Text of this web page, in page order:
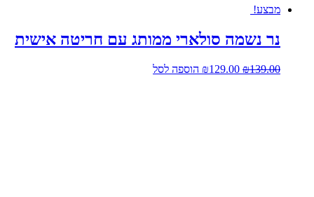
מבצע!
נר נשמה סולארי ממותג עם חריטה אישית
₪139.00
המחיר ₪129.00
המחיר
הוספה לסל